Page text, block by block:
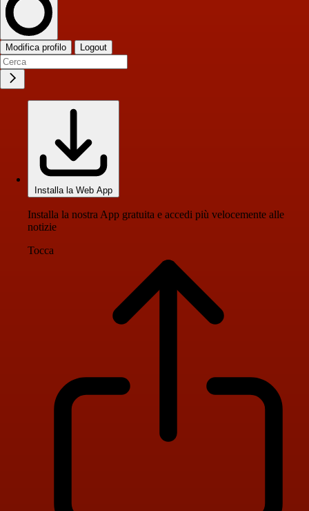
Modifica profilo Logout
Installa la Web App
Installa la nostra App gratuita e accedi più velocemente alle
notizie
Tocca